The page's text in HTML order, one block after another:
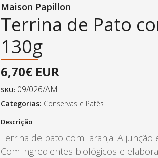
Maison Papillon
Terrina de Pato
130g
6,70€ EUR
SKU: 09/026/AM
Categorias: Conservas e Patês
Descrição
Terrina de pato com laranja: A
Com ingredientes biológicos e